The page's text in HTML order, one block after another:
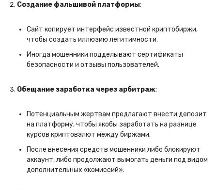
Создание фальшивой платформы:
Сайт копирует интерфейс известной криптобиржи,
чтобы создать иллюзию легитимности.
Иногда мошенники подделывают сертификаты
безопасности и отзывы пользователей.
Обещание заработка через арбитраж:
Потенциальным жертвам предлагают внести депозит
на платформу, чтобы якобы заработать на разнице
курсов криптовалют между биржами.
После внесения средств мошенники либо блокируют
аккаунт, либо продолжают вымогать деньги под видом
дополнительных «комиссий».